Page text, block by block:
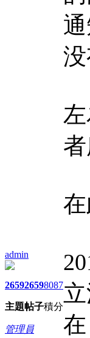
admin
2659
主題
2659
帖子
8087
積分
管理員
没